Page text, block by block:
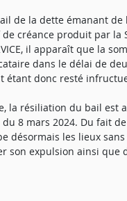
de la dette émanant de
créance produit par la
il apparaît que la
dans le délai de
étant donc resté
la résiliation du bail est
8 mars 2024. Du fait
désormais les lieux
son expulsion ainsi que